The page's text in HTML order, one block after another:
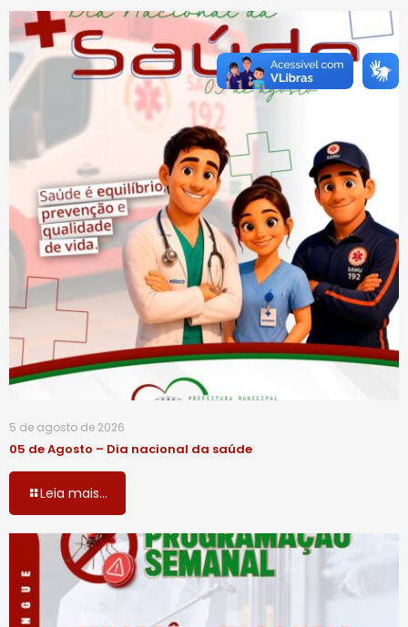
5 de agosto de 2026
05 de Agosto – Dia nacional da saúde
Leia mais...